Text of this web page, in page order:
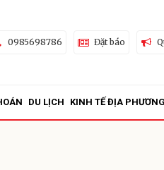
0985698786 Đặt báo
DU LỊCH KINH TẾ ĐỊA PHƯƠNG